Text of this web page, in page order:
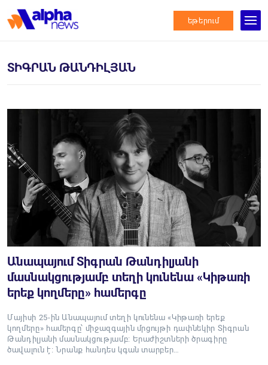
եթերում
ՏԻԳՐԱՆ ԹԱՆԴԻԼՅԱՆ
Անապայում Տիգրան Թանդիլյանի
մասնակցությամբ տեղի կունենա «Կիթառի
երեք կողմերը» համերգը
Մայիսի 25-ին Անապայում տեղի կունենա «Կիթառի երեք
կողմերը» համերգը՝ միջազգային մրցույթի դափնեկիր Տիգրան
Թանդիլյանի մասնակցությամբ։ Երաժիշտների ծրագիրը
ծավալուն է։ Նրանք հանդես կգան տարբեր…